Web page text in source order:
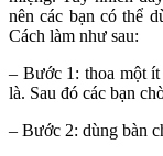
nên các bạn có thể
Cách làm như sau:
– Bước 1: thoa một ít
là. Sau đó các bạn
– Bước 2: dùng bàn